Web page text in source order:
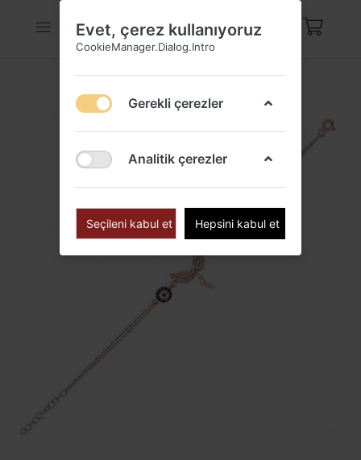
Evet, çerez kullanıyoruz
CookieManager.Dialog.Intro
Gerekli çerezler
Analitik çerezler
Seçileni kabul et Hepsini kabul et